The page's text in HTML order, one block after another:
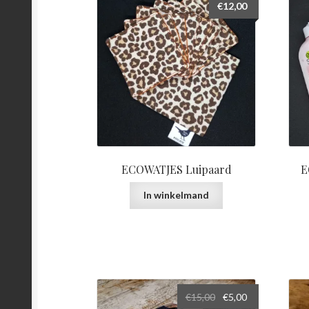
ECOWATJES Luipaard
€12,00
In winkelmand
€15,00
Oorspronkelijke
€5,00Huidige